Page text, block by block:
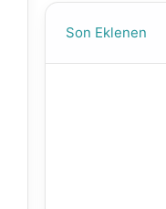
Son Eklenen